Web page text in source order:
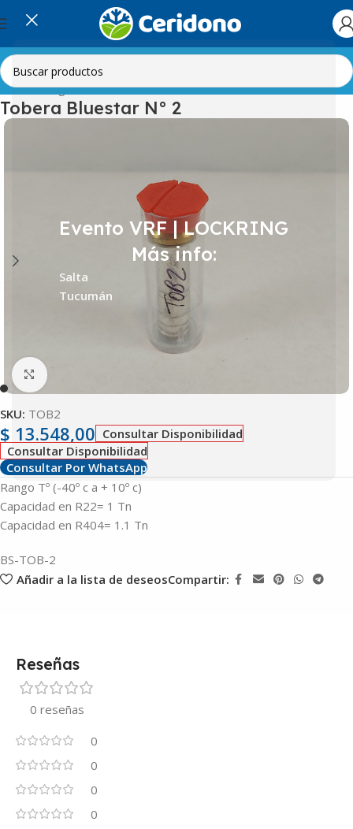
Evento VRF | LOCKRING
Más info:
Salta
Tucumán
Inicio Refrigeración Comercial Válvulas
Tobera Bluestar N° 2
Clic para ampliar
SKU: TOB2
$ 13.548,00 Consultar Disponibilidad
Consultar Disponibilidad
Consultar Por WhatsApp
Rango Tº (-40º c a + 10º c)
Capacidad en R22= 1 Tn
Capacidad en R404= 1.1 Tn
BS-TOB-2
Añadir a la lista de deseosCompartir:
Reseñas
0 reseñas
0
0
0
0